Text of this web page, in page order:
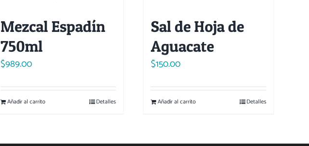
Mezcal Espadín
750ml
$989.00
Añadir al carrito Detalles
Sal de Hoja de
Aguacate
$150.00
Añadir al carrito Detalles